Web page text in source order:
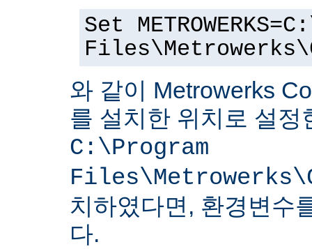
Set
와 같이 Metrowerks
를 설치한 위치로 설정
C:\Program
치하였다면, 환경변수
다.